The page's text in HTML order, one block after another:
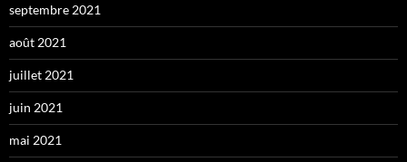
septembre 2021
août 2021
juillet 2021
juin 2021
mai 2021